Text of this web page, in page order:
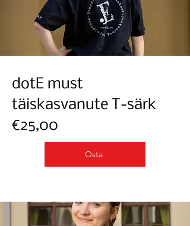
dotE must
täiskasvanute T-särk
€25,00
Osta